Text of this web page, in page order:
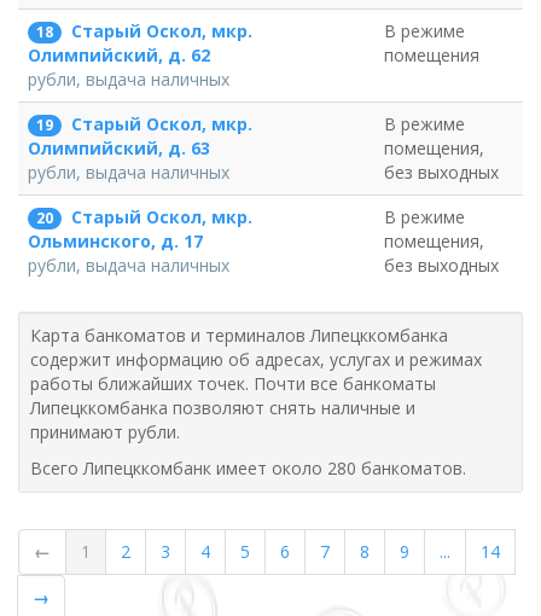
18
Старый Оскол, мкр.
Олимпийский, д. 62
рубли, выдача наличных
В режиме
помещения
19
Старый Оскол, мкр.
Олимпийский, д. 63
рубли, выдача наличных
В режиме
помещения,
без выходных
20
Старый Оскол, мкр.
Ольминского, д. 17
рубли, выдача наличных
В режиме
помещения,
без выходных
Карта банкоматов и терминалов Липецккомбанка
содержит информацию об адресах, услугах и режимах
работы ближайших точек. Почти все банкоматы
Липецккомбанка позволяют снять наличные и
принимают рубли.
Всего Липецккомбанк имеет около 280 банкоматов.
← 1 2 3 4 5 6 7 8 9 ...
14
→